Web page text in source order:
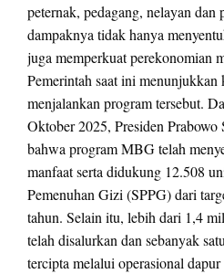
peternak, pedagang, nelayan dan
dampaknya tidak hanya
juga memperkuat perekonomian
Pemerintah saat ini
menjalankan program tersebut.
Oktober 2025, Presiden
bahwa program MBG telah
manfaat serta didukung 12.508
Pemenuhan Gizi (SPPG) dari
tahun. Selain itu, lebih dari 1,4
telah disalurkan dan sebanyak
tercipta melalui operasional